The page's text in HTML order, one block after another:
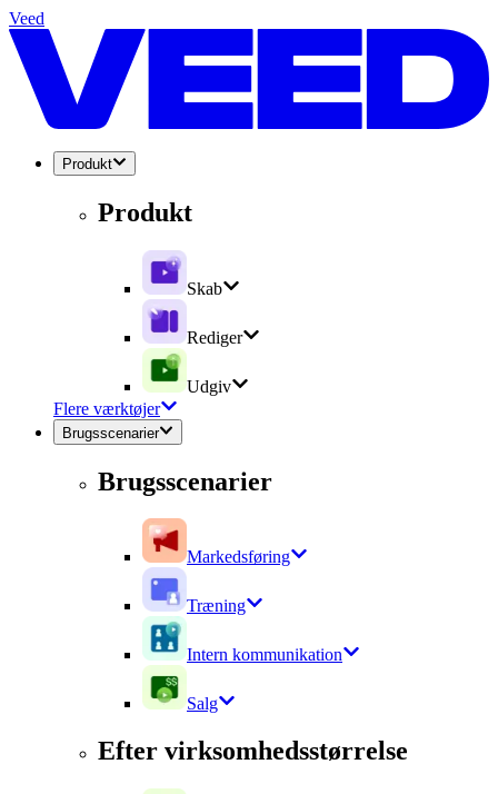
Veed
Produkt
Produkt
Skab
Rediger
Udgiv
Flere værktøjer
Brugsscenarier
Brugsscenarier
Markedsføring
Træning
Intern kommunikation
Salg
Efter virksomhedsstørrelse